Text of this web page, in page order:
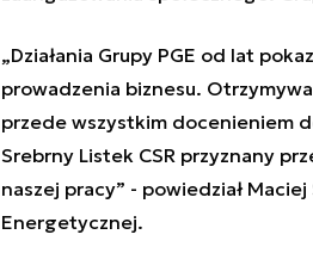
„Działania Grupy PGE od lat
prowadzenia biznesu.
przede wszystkim docenieniem
Srebrny Listek CSR przyznany
naszej pracy” - powiedział
Energetycznej.